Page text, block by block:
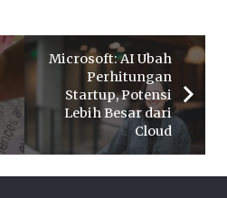
Microsoft: AI Ubah
Perhitungan
Startup, Potensi
Lebih Besar dari
Cloud